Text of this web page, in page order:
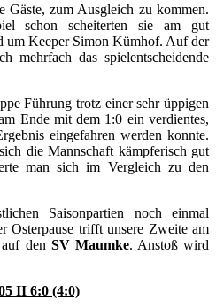
Gäste, zum Ausgleich zu kommen.
schon scheiterten sie am gut
um Keeper Simon Kümhof. Auf der
mehrfach das spielentscheidende
Führung trotz einer sehr üppigen
Ende mit dem 1:0 ein verdientes,
eingefahren werden konnte.
die Mannschaft kämpferisch gut
man sich im Vergleich zu den
Saisonpartien noch einmal
Osterpause trifft unsere Zweite am
den SV Maumke. Anstoß wird
II 6:0 (4:0)